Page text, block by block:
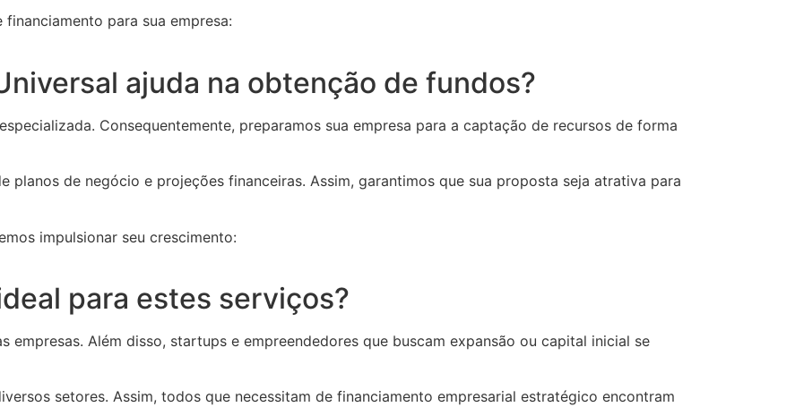
para sua empresa:
ajuda na obtenção de fundos?
Consequentemente, preparamos sua empresa para a captação de recursos de forma
planos de negócio e projeções financeiras. Assim, garantimos que sua proposta seja atrativa para
impulsionar seu crescimento:
para estes serviços?
empresas. Além disso, startups e empreendedores que buscam expansão ou capital inicial se
setores. Assim, todos que necessitam de financiamento empresarial estratégico encontram